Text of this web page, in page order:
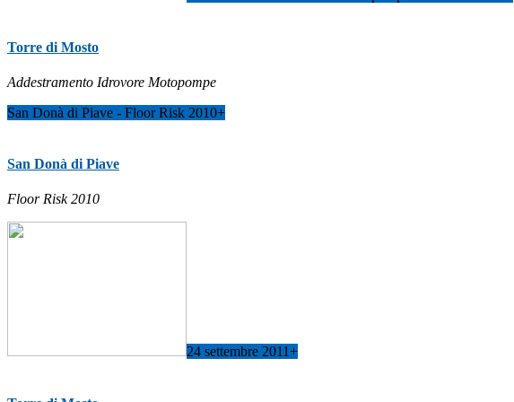
Torre di Mosto
Addestramento Idrovore Motopompe
San Donà di Piave - Floor Risk 2010+
San Donà di Piave
Floor Risk 2010
24 settembre 2011+